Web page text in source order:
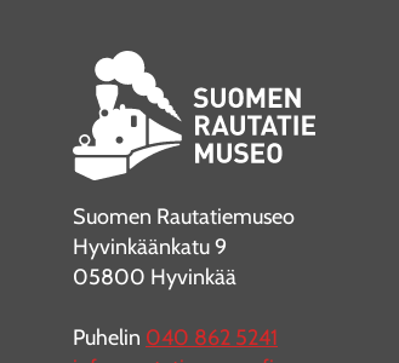
Suomen Rautatiemuseo
Hyvinkäänkatu 9
05800 Hyvinkää
Puhelin 040 862 5241